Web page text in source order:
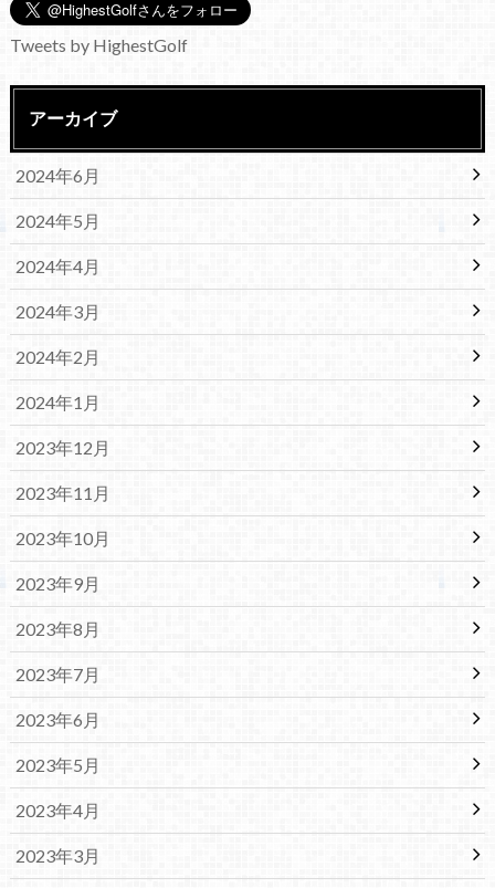
Tweets by HighestGolf
アーカイブ
2024年6月
2024年5月
2024年4月
2024年3月
2024年2月
2024年1月
2023年12月
2023年11月
2023年10月
2023年9月
2023年8月
2023年7月
2023年6月
2023年5月
2023年4月
2023年3月